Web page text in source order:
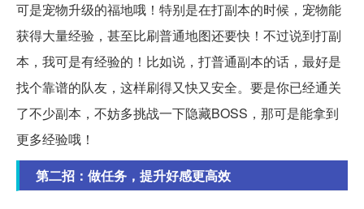
可是宠物升级的福地哦！特别是在打副本的时候，宠物能
获得大量经验，甚至比刷普通地图还要快！不过说到打副
本，我可是有经验的！比如说，打普通副本的话，最好是
找个靠谱的队友，这样刷得又快又安全。要是你已经通关
了不少副本，不妨多挑战一下隐藏BOSS，那可是能拿到
更多经验哦！
第二招：做任务，提升好感更高效